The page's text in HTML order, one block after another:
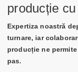
producție
Expertiza noastră
turnare, iar
producție ne
pas.